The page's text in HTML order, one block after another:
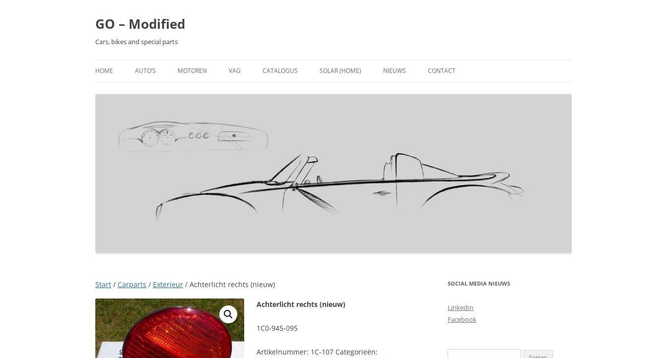
inhoud
GO – Modified
Cars, bikes and special parts
HOME AUTO’S MOTOREN VAG CATALOGUS SOLAR (HOME) NIEUWS CONTACT
Start / Carparts / Exterieur / Achterlicht rechts (nieuw)
Achterlicht rechts (nieuw)
1C0-945-095
Artikelnummer: 1C-107 Categorieën:
SOCIAL MEDIA NIEUWS
LinkedIn
Facebook